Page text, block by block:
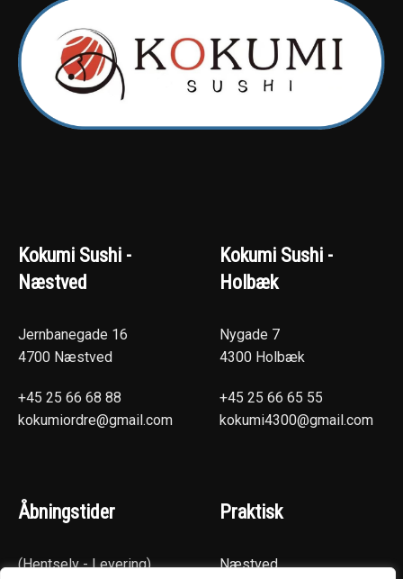
Kokumi Sushi -
Næstved
Jernbanegade 16
4700 Næstved
+45 25 66 68 88
kokumiordre@gmail.com
Kokumi Sushi -
Holbæk
Nygade 7
4300 Holbæk
+45 25 66 65 55
kokumi4300@gmail.com
Åbningstider
(Hentselv - Levering)
Praktisk
Næstved